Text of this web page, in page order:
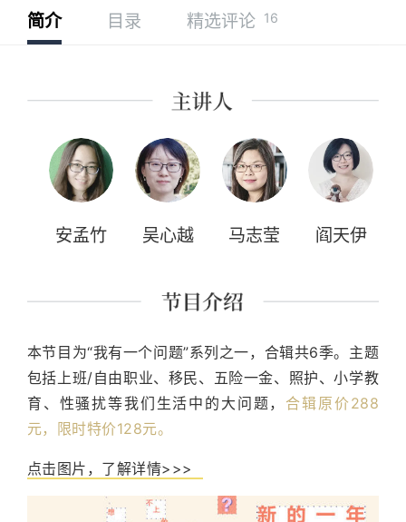
简介 目录 精选评论 16
安孟竹 吴心越 马志莹 阎天伊
本节目为“我有一个问题”系列之一，合辑共6季。主题
包括上班/自由职业、移民、五险一金、照护、小学教
育、性骚扰等我们生活中的大问题， 合辑原价288
元，限时特价128元。
点击图片，了解详情>>>